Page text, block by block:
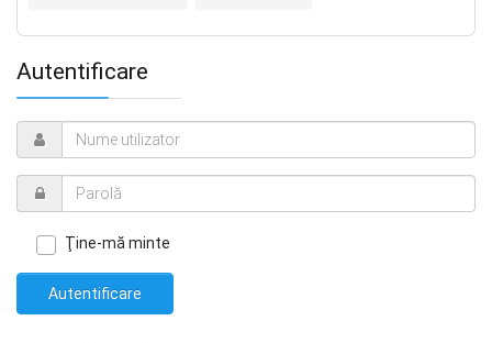
Autentificare
Ţine-mă minte
Autentificare